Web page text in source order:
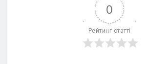
0
Рейтинг статті